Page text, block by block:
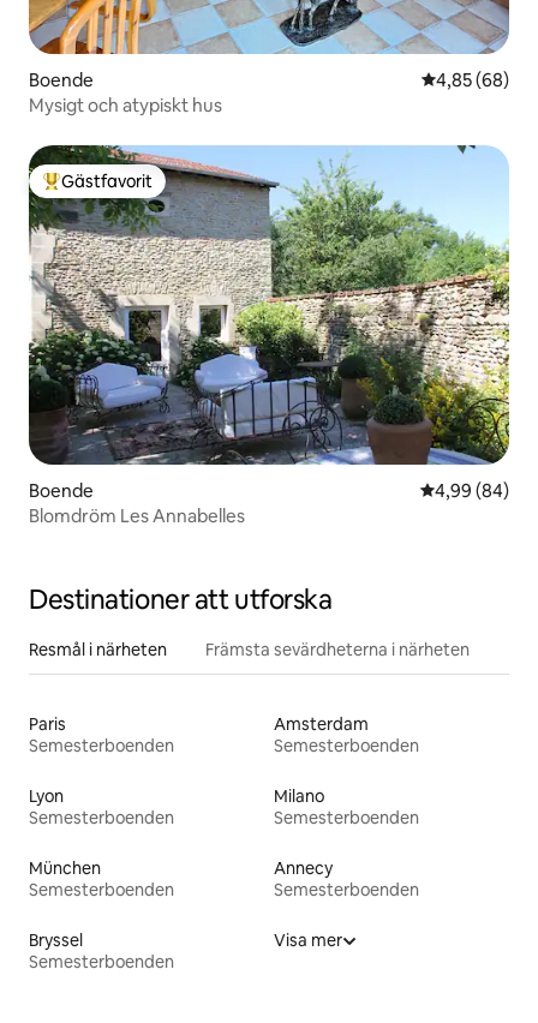
Boende 4,85 av 5 i
4,85 (68)
Mysigt och atypiskt hus
Populär gästfavorit
Gästfavorit
Boende 4,99 av 5 i
4,99 (84)
Blomdröm Les Annabelles
Destinationer att utforska
Resmål i närheten Främsta sevärdheterna i närheten
Paris
Semesterboenden
Amsterdam
Semesterboenden
Lyon
Semesterboenden
Milano
Semesterboenden
München
Semesterboenden
Annecy
Semesterboenden
Bryssel
Semesterboenden
Visa mer